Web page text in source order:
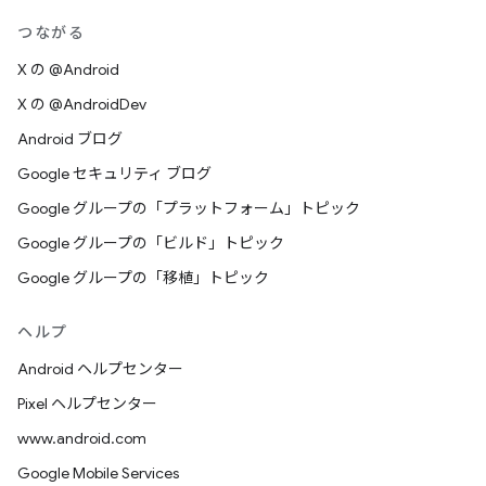
つながる
X の @Android
X の @AndroidDev
Android ブログ
Google セキュリティ ブログ
Google グループの「プラットフォーム」トピック
Google グループの「ビルド」トピック
Google グループの「移植」トピック
ヘルプ
Android ヘルプセンター
Pixel ヘルプセンター
www.android.com
Google Mobile Services